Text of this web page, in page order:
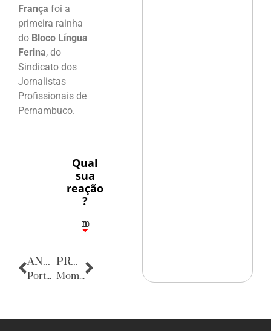
França foi a
primeira rainha
do Bloco Língua
Ferina, do
Sindicato dos
Jornalistas
Profissionais de
Pernambuco.
Qual
sua
reação
?
3
1
1
3
10
ANTERIOR
Porta Retratos
PRÓXIMA
Momento de Reflexão